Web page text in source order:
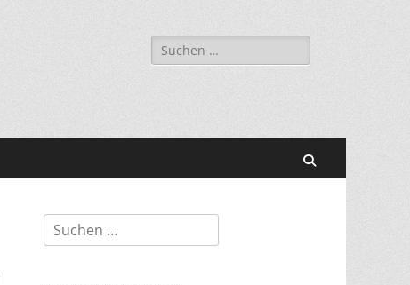
Suchen
nach:
Suchen
nach: